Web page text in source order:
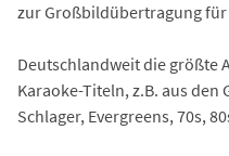
zur Großbildübertragung
Deutschlandweit die größte
Karaoke-Titeln, z.B. aus den
Schlager, Evergreens, 70s,